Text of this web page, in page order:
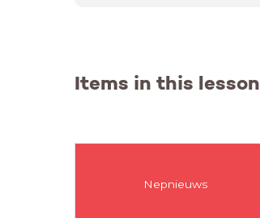
Items in this lesson
Nepnieuws